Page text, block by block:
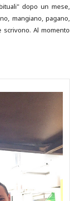
dopo un mese,
mangiano, pagano,
Al momento